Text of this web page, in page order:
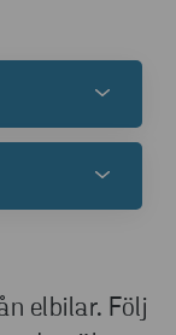
elbilar. Följ